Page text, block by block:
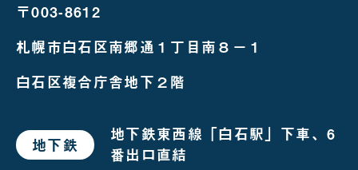
〒003-8612
札幌市白石区南郷通１丁目南８－１
白石区複合庁舎地下２階
地下鉄 で
お
地下鉄東西線「白石駅」下車、6
番出口直結